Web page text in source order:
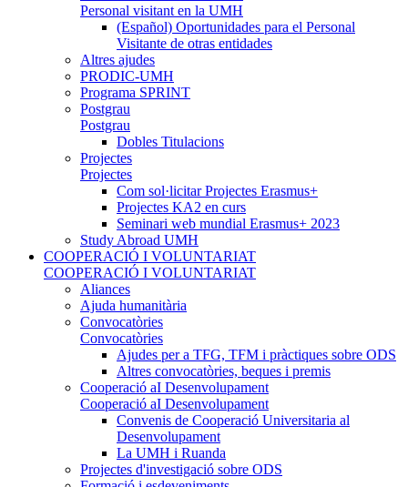
Personal visitant en la UMH
(Español) Oportunidades para el Personal
Visitante de otras entidades
Altres ajudes
PRODIC-UMH
Programa SPRINT
Postgrau
Postgrau
Dobles Titulacions
Projectes
Projectes
Com sol·licitar Projectes Erasmus+
Projectes KA2 en curs
Seminari web mundial Erasmus+ 2023
Study Abroad UMH
COOPERACIÓ I VOLUNTARIAT
COOPERACIÓ I VOLUNTARIAT
Aliances
Ajuda humanitària
Convocatòries
Convocatòries
Ajudes per a TFG, TFM i pràctiques sobre ODS
Altres convocatòries, beques i premis
Cooperació aI Desenvolupament
Cooperació aI Desenvolupament
Convenis de Cooperació Universitaria al
Desenvolupament
La UMH i Ruanda
Projectes d'investigació sobre ODS